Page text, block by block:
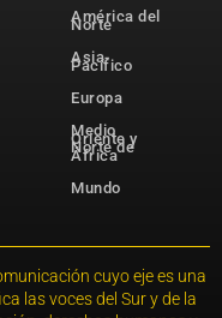
América del
Norte
Asia-
Pacífico
Europa
Medio
Oriente y
Norte de
África
Mundo
cuyo eje es una
las voces del Sur y de la